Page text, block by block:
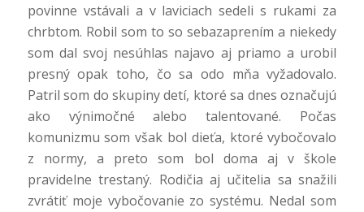
povinne vstávali a v laviciach sedeli s rukami za
chrbtom. Robil som to so sebazaprením a niekedy
som dal svoj nesúhlas najavo aj priamo a urobil
presný opak toho, čo sa odo mňa vyžadovalo.
Patril som do skupiny detí, ktoré sa dnes označujú
ako výnimočné alebo talentované. Počas
komunizmu som však bol dieťa, ktoré vybočovalo
z normy, a preto som bol doma aj v škole
pravidelne trestaný. Rodičia aj učitelia sa snažili
zvrátiť moje vybočovanie zo systému. Nedal som